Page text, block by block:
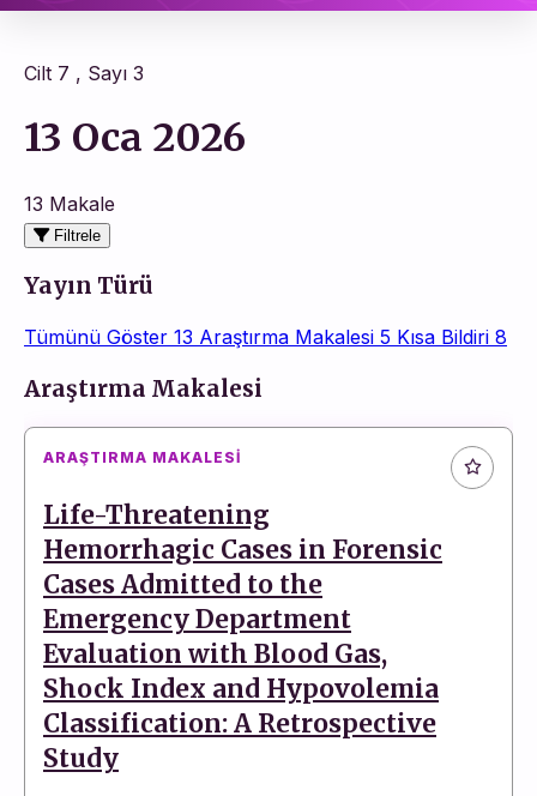
Cilt 7 , Sayı 3
13 Oca 2026
13 Makale
Filtrele
Yayın Türü
Tümünü Göster 13 Araştırma Makalesi 5 Kısa Bildiri 8
Makaleler
Araştırma Makalesi
ARAŞTIRMA MAKALESI
Life-Threatening
Hemorrhagic Cases in Forensic
Cases Admitted to the
Emergency Department
Evaluation with Blood Gas,
Shock Index and Hypovolemia
Classification: A Retrospective
Study